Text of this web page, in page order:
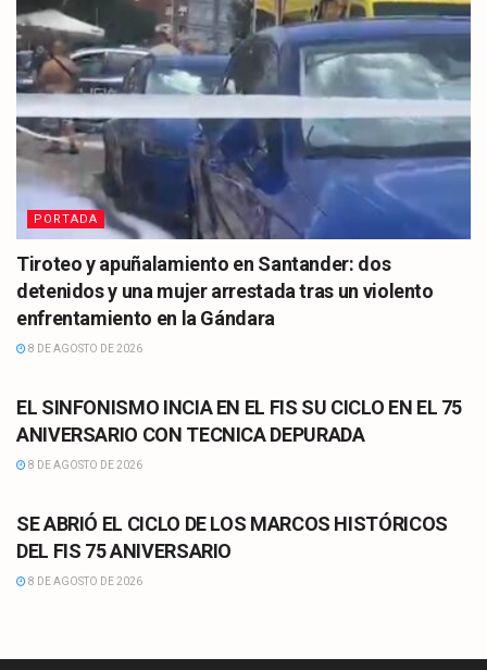
PORTADA
Tiroteo y apuñalamiento en Santander: dos
detenidos y una mujer arrestada tras un violento
enfrentamiento en la Gándara
8 DE AGOSTO DE 2026
EL SINFONISMO INCIA EN EL FIS SU CICLO EN EL 75
ANIVERSARIO CON TECNICA DEPURADA
8 DE AGOSTO DE 2026
SE ABRIÓ EL CICLO DE LOS MARCOS HISTÓRICOS
DEL FIS 75 ANIVERSARIO
8 DE AGOSTO DE 2026